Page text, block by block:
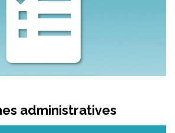
administratives